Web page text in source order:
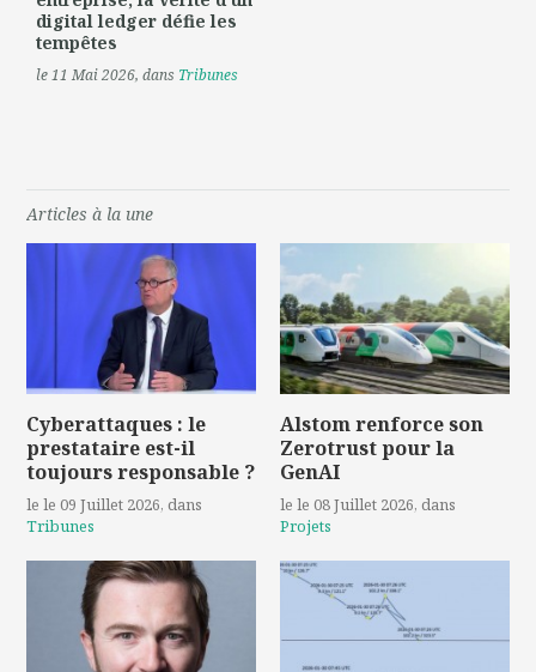
digital ledger défie les
tempêtes
le 11 Mai 2026, dans Tribunes
Articles à la une
Cyberattaques : le
prestataire est-il
toujours responsable ?
le le 09 Juillet 2026, dans
Tribunes
Alstom renforce son
Zerotrust pour la
GenAI
le le 08 Juillet 2026, dans
Projets